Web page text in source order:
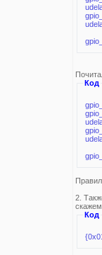
Код
2.
скажем
Код